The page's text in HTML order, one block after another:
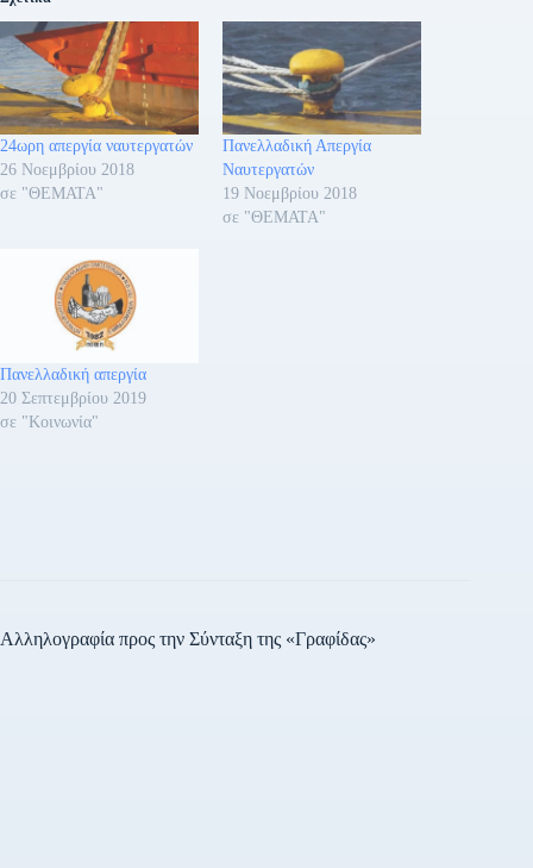
24ωρη απεργία ναυτεργατών
26 Νοεμβρίου 2018
σε "ΘΕΜΑΤΑ"
Πανελλαδική Απεργία
Ναυτεργατών
19 Νοεμβρίου 2018
σε "ΘΕΜΑΤΑ"
Πανελλαδική απεργία
20 Σεπτεμβρίου 2019
σε "Κοινωνία"
Αλληλογραφία προς την Σύνταξη της «Γραφίδας»